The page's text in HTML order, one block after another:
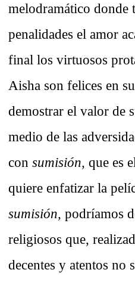
melodramático donde
penalidades el amor
final los virtuosos
Aisha son felices en
demostrar el valor de
medio de las
con sumisión, que es
quiere enfatizar la
sumisión, podríamos
religiosos que,
decentes y atentos no